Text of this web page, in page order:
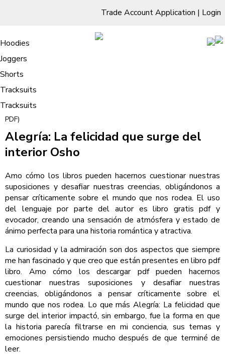
Trade Account Application | Login
Living Room
Sofas & Chairs
Cornar Sofas
Sofas
TV Units & Stands
Bedroom
Chest of Drawers
3 Drawer Chest
4 Drawer Chest
5 Drawer Chest
6 Drawer Chest
Dressing Tables Stools
Dressing Tables
Dressing Stools
Wholesale Mattresses
Mirrors
Free Standing Mirrors
Dining Room
Clothing
Hoodies
Joggers
Shorts
Tracksuits
Tracksuits
Alegría: La felicidad que surge del
interior – eBook (EPUB, PDF)
Home/Alegría: La felicidad que surge del interior – eBook (EPUB,
PDF)
Alegría: La felicidad que surge del
interior Osho
Amo cómo los libros pueden hacernos cuestionar nuestras
suposiciones y desafiar nuestras creencias, obligándonos a
pensar críticamente sobre el mundo que nos rodea. El uso
del lenguaje por parte del autor es libro gratis pdf y
evocador, creando una sensación de atmósfera y estado de
ánimo perfecta para una historia romántica y atractiva.
La curiosidad y la admiración son dos aspectos que siempre
me han fascinado y que creo que están presentes en libro pdf
libro. Amo cómo los descargar pdf pueden hacernos
cuestionar nuestras suposiciones y desafiar nuestras
creencias, obligándonos a pensar críticamente sobre el
mundo que nos rodea. Lo que más Alegría: La felicidad que
surge del interior impactó, sin embargo, fue la forma en que
la historia parecía filtrarse en mi conciencia, sus temas y
emociones persistiendo mucho después de que terminé de
leer.